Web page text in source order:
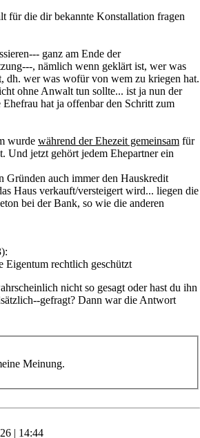
für die dir bekannte Konstallation fragen
ganz am Ende der
, nämlich wenn geklärt ist, wer was
dh. wer was wofür von wem zu kriegen hat.
ohne Anwalt tun sollte... ist ja nun der
hat ja offenbar den Schritt zum
wurde während der Ehezeit gemeinsam für
Und jetzt gehört jedem Ehepartner ein
Gründen auch immer den Hauskredit
Haus verkauft/versteigert wird... liegen die
bei der Bank, so wie die anderen
:
Eigentum rechtlich geschützt
nicht so gesagt oder hast du ihn
gefragt? Dann war die Antwort
Meinung.
| 14:44